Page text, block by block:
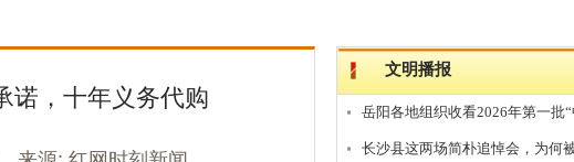
岳阳各地组织收看2026年第一批“中国好人榜”发布仪
长沙县这两场简朴追悼会，为何被乡亲们连连称赞？
邵东市各单位集中收看2026年第一批“中国好人榜”发